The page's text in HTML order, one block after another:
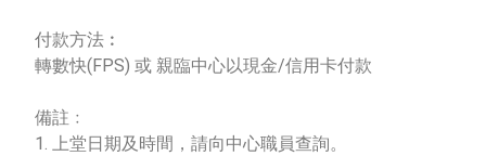
付款方法︰
轉數快(FPS) 或 親臨中心以現金/信用卡付款
備註﹕
1. 上堂日期及時間，請向中心職員查詢。